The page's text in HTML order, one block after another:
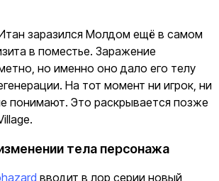
заразился Молдом ещё в самом
в поместье. Заражение
но именно оно дало его телу
На тот момент ни игрок, ни
понимают. Это раскрывается позже
тела персонажа
вводит в лор серии новый